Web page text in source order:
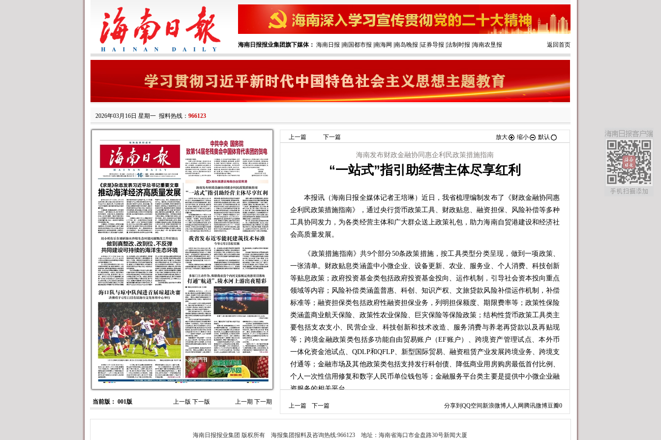
海南日报报业集团旗下媒体： 海南日报 南国都市报 南海网 南岛晚报 证券导报 法制时报 海南农垦报 返回首页
2026年03月16日 星期一 报料热线： 966123
当前版： 001版 上一版 下一版 上一期 下一期
上一篇 下一篇 放大 缩小 默认
海南发布财政金融协同惠企利民政策措施指南
“一站式”指引助经营主体尽享红利
本报讯（海南日报全媒体记者王培琳）近日，我省梳理编制发布了《财政金融协同惠
企利民政策措施指南》，通过央行货币政策工具、财政贴息、融资担保、风险补偿等多种
工具协同发力，为各类经营主体和广大群众送上政策礼包，助力海南自贸港建设和经济社
会高质量发展。
《政策措施指南》共9个部分50条政策措施，按工具类型分类呈现，做到一项政策、
一张清单。财政贴息类涵盖中小微企业、设备更新、农业、服务业、个人消费、科技创新
等贴息政策；政府投资基金类包括政府投资基金投向、运作机制，引导社会资本投向重点
领域等内容；风险补偿类涵盖普惠、科创、知识产权、文旅贷款风险补偿运作机制，补偿
标准等；融资担保类包括政府性融资担保业务，列明担保额度、期限费率等；政策性保险
类涵盖商业航天保险、政策性农业保险、巨灾保险等保险政策；结构性货币政策工具类主
要包括支农支小、民营企业、科技创新和技术改造、服务消费与养老再贷款以及再贴现
等；跨境金融政策类包括多功能自由贸易账户（EF账户）、跨境资产管理试点、本外币
一体化资金池试点、QDLP和QFLP、新型国际贸易、融资租赁产业发展跨境业务、跨境支
付通等；金融市场及其他政策类包括支持发行科创债、降低商业用房购房最低首付比例、
个人一次性信用修复和数字人民币单位钱包等；金融服务平台类主要是提供中小微企业融
资服务的相关平台。
据悉，编制《政策措施指南》，是落实国家财政金融协同促内需政策部署的重要抓
手。《政策措施指南》“一站式”集成，打破部门壁垒，把分散政策归集为一本“工具册”，
避免重复查找、多头对接；精准化分类，按工具、领域、对象分类，企业、机构、部门、
上一篇 下一篇 分享到 QQ空间新浪微博人人网 腾讯微博豆瓣0